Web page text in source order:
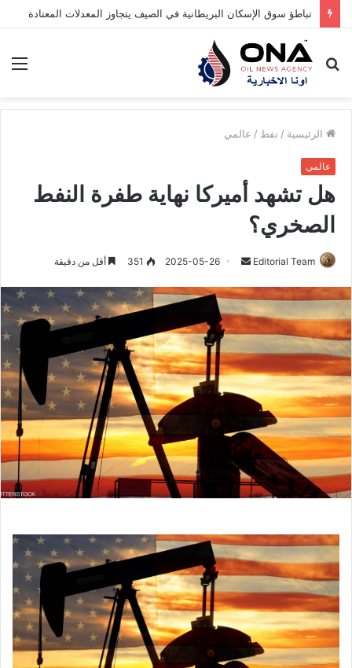
تباطؤ سوق الإسكان البريطانية في الصيف يتجاوز المعدلات المعتادة
بحث
الرئيسية / نفط / عالمي
عالمي
هل تشهد أميركا نهاية طفرة النفط
الصخري؟
Editorial Team
س
ل
ب
ر
ي
د
إ
ل
ك
ت
ن
ي
2025-05-26
351 أقل من دقيقة